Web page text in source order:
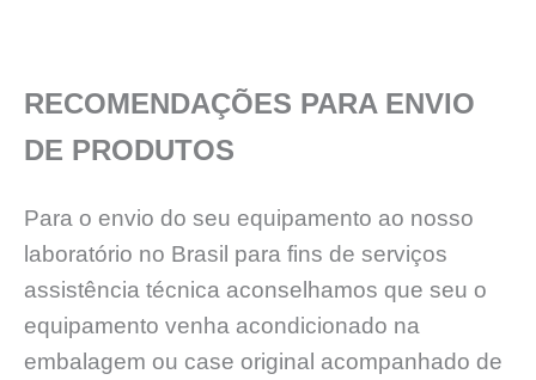
RECOMENDAÇÕES PARA ENVIO
DE PRODUTOS
Para o envio do seu equipamento ao nosso
laboratório no Brasil para fins de serviços
assistência técnica aconselhamos que seu o
equipamento venha acondicionado na
embalagem ou case original acompanhado de